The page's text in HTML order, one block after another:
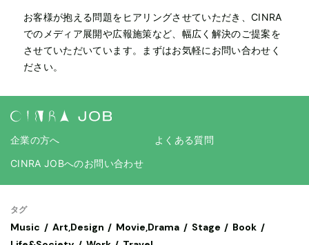
お客様が抱える問題をヒアリングさせていただき、CINRA
でのメディア展開や広報施策など、幅広く解決のご提案を
させていただいています。まずはお気軽にお問い合わせく
ださい。
企業の方へ
よくある質問
CINRA JOBへのお問い合わせ
タグ
Music Art,Design Movie,Drama Stage
Book